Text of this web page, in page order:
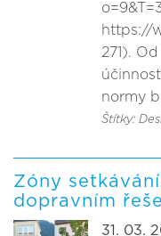
https://
271).
normy
Štítky:
Zóny
dopravním
31. 03.